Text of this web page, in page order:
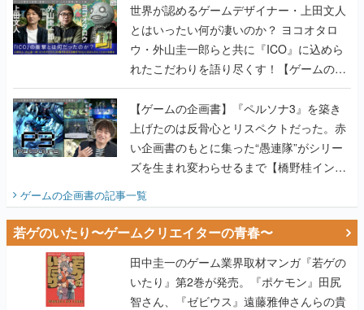
世界が認めるゲームデザイナー・上田文人
とはいったい何が凄いのか？ ヨコオタロ
ウ・外山圭一郎らと共に『ICO』に込めら
れたこだわりを語り尽くす！【ゲームの企
画書】
【ゲームの企画書】『ペルソナ3』を築き
上げたのは反骨心とリスペクトだった。赤
い企画書のもとに集った“愚連隊”がシリー
ズを生まれ変わらせるまで【橋野桂インタ
ゲームの企画書の記事一覧
若ゲのいたり〜ゲームクリエイターの青春〜
田中圭一のゲーム業界取材マンガ『若ゲの
いたり』第2巻が発売。『ポケモン』田尻
智さん、『ゼビウス』遠藤雅伸さんらの貴